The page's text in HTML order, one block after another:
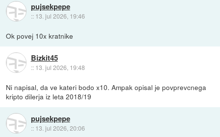
pujsekpepe
:: 13. jul 2026, 19:46
Ok povej 10x kratnike
Bizkit45
:: 13. jul 2026, 19:48
Ni napisal, da ve kateri bodo x10. Ampak opisal je povprevcnega
kripto dilerja iz leta 2018/19
pujsekpepe
:: 13. jul 2026, 20:06